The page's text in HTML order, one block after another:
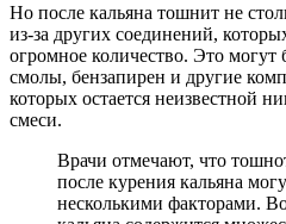
Но после кальяна тошнит не
из-за других соединений,
огромное количество. Это
смолы, бензапирен и другие
которых остается неизвестной
смеси.
Врачи отмечают, что
после курения кальяна
несколькими факторами.